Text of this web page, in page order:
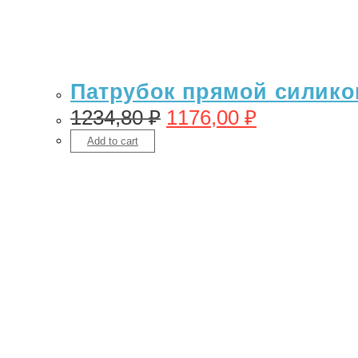
Патрубок прямой
1234,80₽ 1176,00 ₽
Add to cart